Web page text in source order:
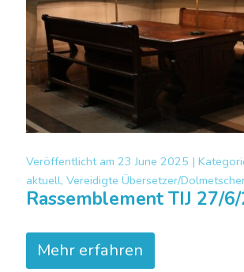
Veröffentlicht am 23 June 2025 |
aktuell, Vereidigte Übersetzer/
Rassemblement TIJ 27/
Mehr erfahren